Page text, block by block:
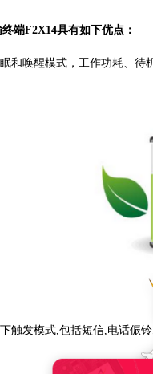
终端F2X14具有如下优点：
和唤醒模式，工作功耗、待
触发模式,包括短信,电话侲